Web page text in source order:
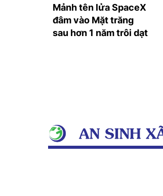
Mảnh tên lửa SpaceX
đâm vào Mặt trăng
sau hơn 1 năm trôi dạt